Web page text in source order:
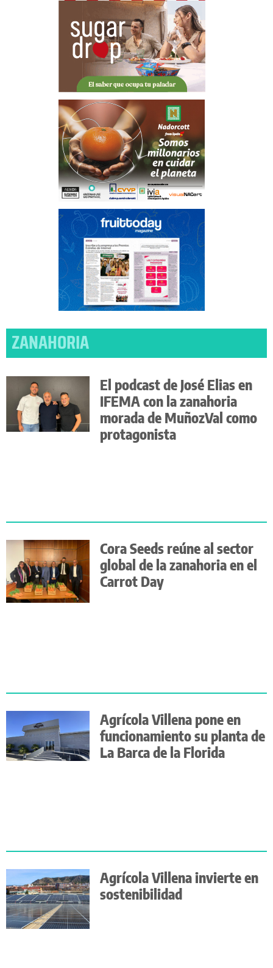
ZANAHORIA
El podcast de José Elias en
IFEMA con la zanahoria
morada de MuñozVal como
protagonista
Cora Seeds reúne al sector
global de la zanahoria en el
Carrot Day
Agrícola Villena pone en
funcionamiento su planta de
La Barca de la Florida
Agrícola Villena invierte en
sostenibilidad